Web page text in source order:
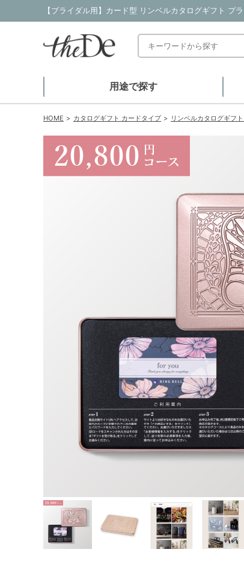
用途で探す
HOME カタログギフト カードタイプ リンベルカタログギフ